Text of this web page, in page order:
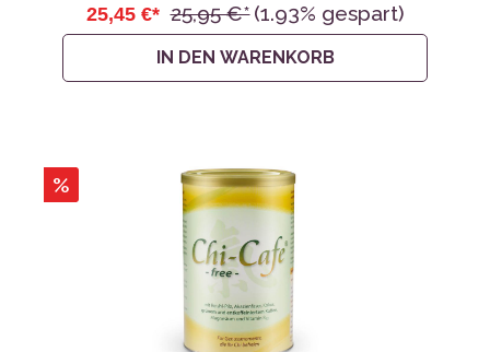
25,45 €* 25,95 €* (1.93% gespart)
IN DEN WARENKORB
%